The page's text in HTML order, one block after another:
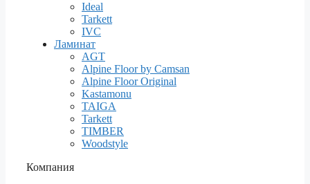
Ideal
Tarkett
IVC
Ламинат
AGT
Alpine Floor by Camsan
Alpine Floor Original
Kastamonu
TAIGA
Tarkett
TIMBER
Woodstyle
Компания